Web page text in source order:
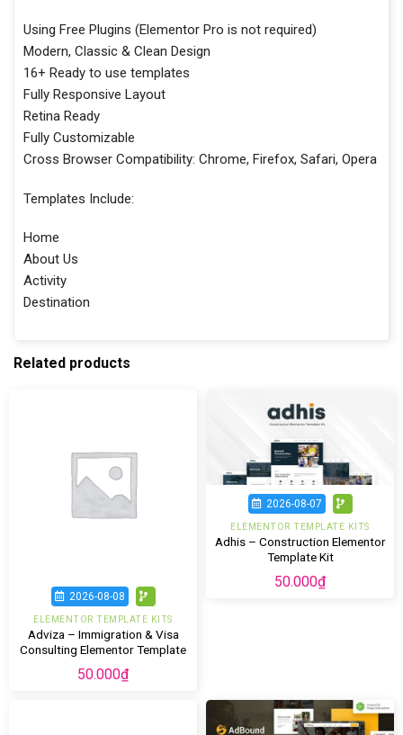
Using Free Plugins (Elementor Pro is not required)
Modern, Classic & Clean Design
16+ Ready to use templates
Fully Responsive Layout
Retina Ready
Fully Customizable
Cross Browser Compatibility: Chrome, Firefox, Safari, Opera
Templates Include:
Home
About Us
Activity
Destination
Related products
2026-08-08
ELEMENTOR TEMPLATE KITS
Adviza – Immigration & Visa
Consulting Elementor Template
Kit
50.000₫
2026-08-07
ELEMENTOR TEMPLATE KITS
Adhis – Construction Elementor
Template Kit
50.000₫